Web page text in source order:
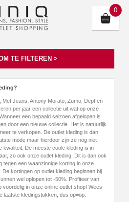
0
TE FILTEREN >
Jeans, Antony Morato, Zumo, Dept en
per jaar een collectie uit wat op onze
een bepaald seizoen afgelopen is
door een nieuwe collectie. Het is natuurlijk
te verkopen. De outlet kleding is dan
mode maar hierdoor zijn ze nog niet
kwaliteit. De meeste coole kleding is in
zo ook onze outlet kleding. Dit is dan ook
tegen een waanzinnige korting in onze
De kortingen op outlet kleding beginnen bij
wel oplopen tot -50%. Profiteer van
in onze online outlet shop! Wees
laatste kledingstukken, dus op=op.